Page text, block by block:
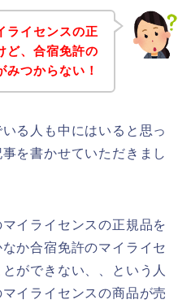
ライセンスの正
ど、合宿免許の
つからない！
る人も中にはいると思っ
を書かせていただきまし
イライセンスの正規品を
か合宿免許のマイライセ
ができない、、という人
イライセンスの商品が売